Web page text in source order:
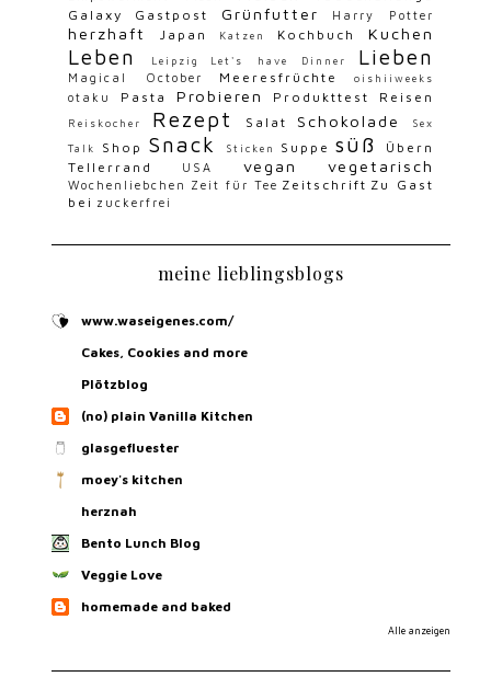
Galaxy
Gastpost Grünfutter Harry Potter
herzhaft Japan Katzen Kochbuch Kuchen
Leben Leipzig Let's have Dinner Lieben
Magical October Meeresfrüchte oishiiweeks
otaku Pasta Probieren Produkttest Reisen
Reiskocher Rezept Salat Schokolade Sex
Talk Shop Snack Sticken Suppe süß
Übern
Tellerrand
USA vegan vegetarisch
Wochenliebchen Zeit für Tee Zeitschrift Zu Gast
bei zuckerfrei
meine lieblingsblogs
www.waseigenes.com/
Cakes, Cookies and more
Plötzblog
(no) plain Vanilla Kitchen
glasgefluester
moey's kitchen
herznah
Bento Lunch Blog
Veggie Love
homemade and baked
Alle anzeigen